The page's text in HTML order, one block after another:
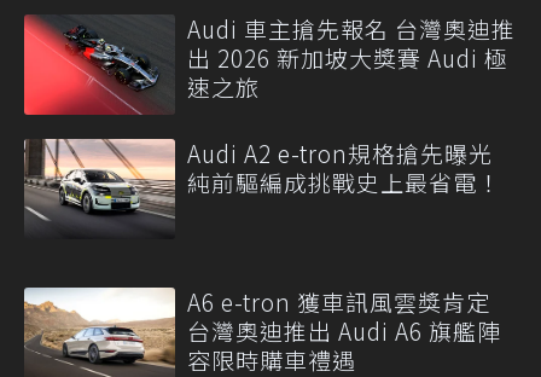
Audi 車主搶先報名 台灣奧迪推
出 2026 新加坡大獎賽 Audi 極
速之旅
Audi A2 e-tron規格搶先曝光
純前驅編成挑戰史上最省電！
A6 e-tron 獲車訊風雲獎肯定
台灣奧迪推出 Audi A6 旗艦陣
容限時購車禮遇